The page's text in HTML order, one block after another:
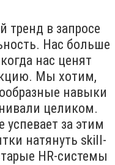
тренд в запросе
Нас больше
нас ценят
Мы хотим,
навыки
целиком.
успевает за этим
натянуть skill-
HR-системы